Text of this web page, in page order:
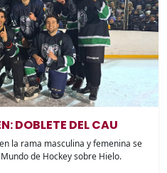
DOBLETE DEL CAU
la rama masculina y femenina se
de Hockey sobre Hielo.